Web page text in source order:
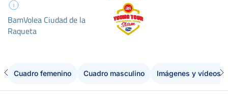
BamVolea Ciudad de la
Raqueta
Cuadro femenino Cuadro masculino Imágenes y vídeos